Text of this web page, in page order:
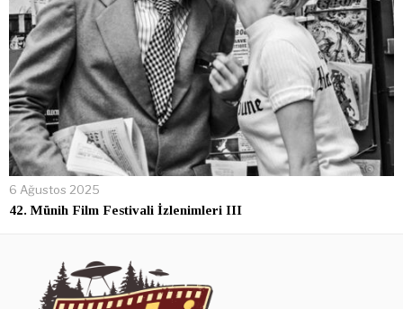
6 Ağustos 2025
42. Münih Film Festivali İzlenimleri III